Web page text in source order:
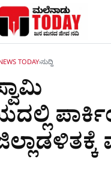
TODAY›ಸುದ್ದಿ